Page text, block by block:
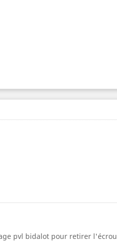
pvl bidalot pour retirer l'écrou